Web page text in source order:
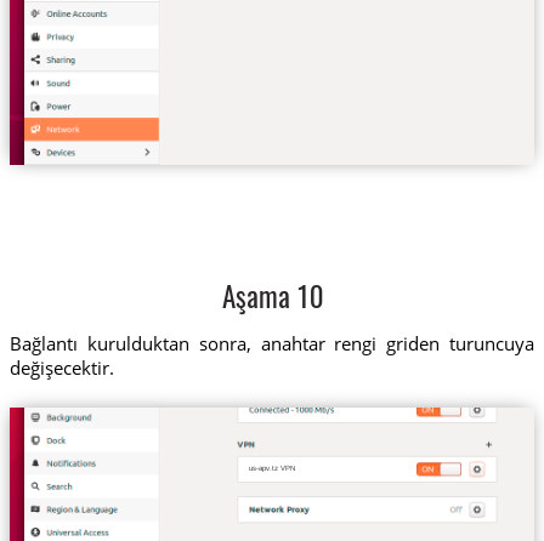
Aşama 10
Bağlantı kurulduktan sonra, anahtar rengi griden turuncuya
değişecektir.
us-apv.tz VPN